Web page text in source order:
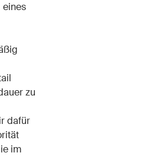
eines
zu
dafür
im